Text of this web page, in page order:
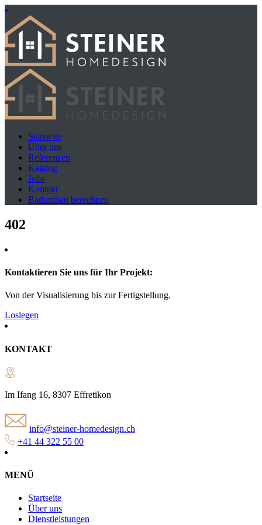
Startseite
Über uns
Referenzen
Katalog
Jobs
Kontakt
Badumbau berechnen
402
Kontaktieren Sie uns für Ihr Projekt:
Von der Visualisierung bis zur Fertigstellung.
Loslegen
KONTAKT
Im Ifang 16, 8307 Effretikon
info@steiner-homedesign.ch
+41 44 322 55 00
MENÜ
Startseite
Über uns
Dienstleistungen